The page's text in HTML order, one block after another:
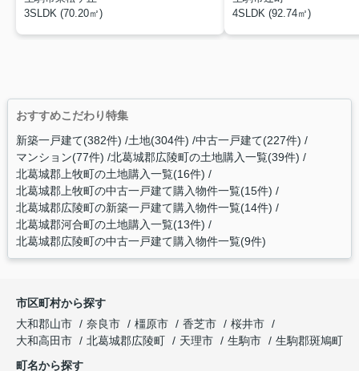
3SLDK (70.20㎡)
4SLDK (92.74㎡)
おすすめこだわり特集
新築一戸建て(382件) 土地(304件) 中古一戸建て(227件)
マンション(77件) 北葛城郡広陵町の土地購入一覧(39件)
北葛城郡上牧町の土地購入一覧(16件)
北葛城郡上牧町の中古一戸建て購入物件一覧(15件)
北葛城郡広陵町の新築一戸建て購入物件一覧(14件)
北葛城郡河合町の土地購入一覧(13件)
北葛城郡広陵町の中古一戸建て購入物件一覧(9件)
市区町村から探す
大和郡山市
奈良市 橿原市 香芝市
桜井市
大和高田市
北葛城郡広陵町 天理市 生駒市
生駒郡斑鳩町
町名から探す